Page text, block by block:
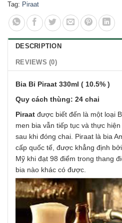
Tag: Piraat
DESCRIPTION
REVIEWS (0)
Bia Bỉ Piraat 330ml ( 10.5% )
Quy cách thùng: 24 chai
Piraat được biết đến là một loại
men bia vẫn tiếp tục và thực
sau khi đóng chai. Piraat là bia
cấp quốc tế, được khẳng định
Mỹ khi đạt 98 điểm trong thang
bia nào khác có được.